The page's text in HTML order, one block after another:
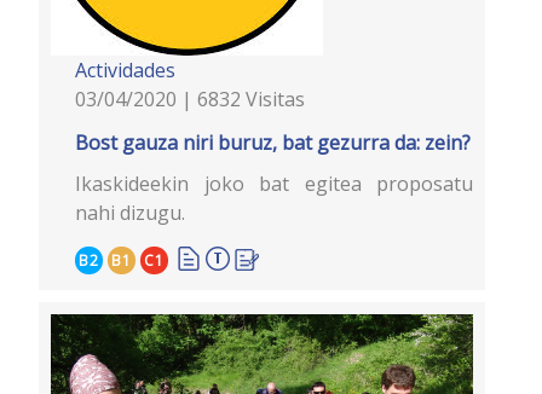
Actividades
03/04/2020 | 6832 Visitas
Bost gauza niri buruz, bat gezurra da: zein?
Ikaskideekin joko bat egitea proposatu
nahi dizugu.
B2 B1 C1